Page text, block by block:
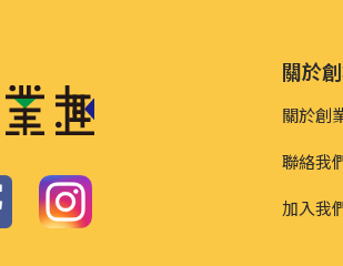
關於
關於創
聯絡我
加入我